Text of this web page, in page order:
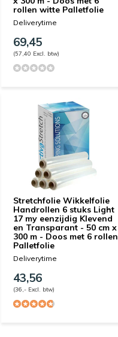
rollen witte Palletfolie
Deliverytime
69,45
(57,40 Excl. btw)
Stretchfolie Wikkelfolie
Handrollen 6 stuks Light
17 my eenzijdig Klevend
en Transparant - 50 cm x
300 m - Doos met 6 rollen
Palletfolie
Deliverytime
43,56
(36,- Excl. btw)